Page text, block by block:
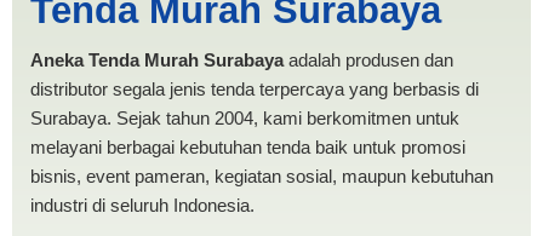
ANEKA TENDA MURAH
Tenda Murah Surabaya
Aneka Tenda Murah Surabayaadalah produsen dan
distributor segala jenis tenda terpercaya yang berbasis di
Surabaya. Sejak tahun 2004, kami berkomitmen untuk
melayani berbagai kebutuhan tenda baik untuk promosi
bisnis, event pameran, kegiatan sosial, maupun kebutuhan
industri di seluruh Indonesia.